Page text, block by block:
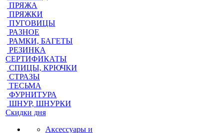
ПРЯЖА
ПРЯЖКИ
ПУГОВИЦЫ
РАЗНОЕ
РАМКИ, БАГЕТЫ
РЕЗИНКА
СЕРТИФИКАТЫ
СПИЦЫ, КРЮЧКИ
СТРАЗЫ
ТЕСЬМА
ФУРНИТУРА
ШНУР, ШНУРКИ
Скидки дня
Аксессуары и